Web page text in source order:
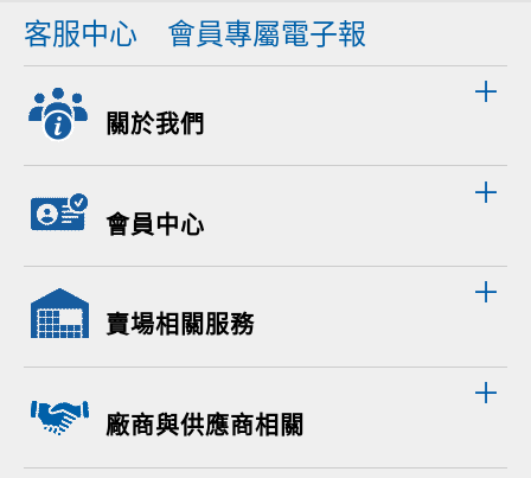
客服中心 會員專屬電子報
關於我們
會員中心
賣場相關服務
廠商與供應商相關